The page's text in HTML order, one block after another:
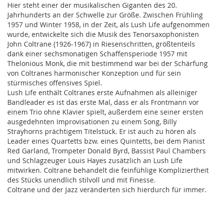
Hier steht einer der musikalischen Giganten des 20.
Jahrhunderts an der Schwelle zur Größe. Zwischen Frühling
1957 und Winter 1958, in der Zeit, als Lush Life aufgenommen
wurde, entwickelte sich die Musik des Tenorsaxophonisten
John Coltrane (1926-1967) in Riesenschritten, größtenteils
dank einer sechsmonatigen Schaffensperiode 1957 mit
Thelonious Monk, die mit bestimmend war bei der Schärfung
von Coltranes harmonischer Konzeption und für sein
stürmisches offensives Spiel.
Lush Life enthält Coltranes erste Aufnahmen als alleiniger
Bandleader es ist das erste Mal, dass er als Frontmann vor
einem Trio ohne Klavier spielt, außerdem eine seiner ersten
ausgedehnten Improvisationen zu einem Song, Billy
Strayhorns prächtigem Titelstück. Er ist auch zu hören als
Leader eines Quartetts bzw. eines Quintetts, bei dem Pianist
Red Garland, Trompeter Donald Byrd, Bassist Paul Chambers
und Schlagzeuger Louis Hayes zusätzlich an Lush Life
mitwirken. Coltrane behandelt die feinfühlige Kompliziertheit
des Stücks unendlich stilvoll und mit Finesse.
Coltrane und der Jazz veränderten sich hierdurch für immer.